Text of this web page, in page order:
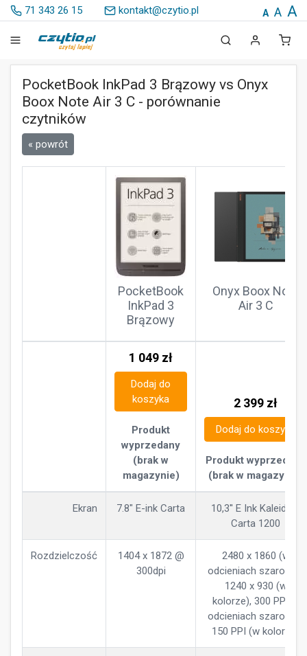
71 343 26 15 kontakt@czytio.pl A A A
PocketBook InkPad 3 Brązowy vs Onyx
Boox Note Air 3 C - porównanie
czytników
« powrót
PocketBook
InkPad 3
Brązowy
Onyx Boox Note
Air 3 C
1 049 zł
Dodaj do
koszyka
Produkt
wyprzedany
(brak w
magazynie)
2 399 zł
Dodaj do koszyka
Produkt wyprzedany
(brak w magazynie)
Ekran 7.8" E-ink Carta
10,3'' E Ink Kaleido 3
Carta 1200
Rozdzielczość
1404 x 1872 @
300dpi
2480 x 1860 (w
odcieniach szarości),
1240 x 930 (w
kolorze), 300 PPI(w
odcieniach szarości),
150 PPI (w kolorze)